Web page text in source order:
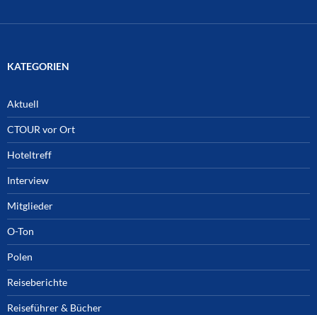
KATEGORIEN
Aktuell
CTOUR vor Ort
Hoteltreff
Interview
Mitglieder
O-Ton
Polen
Reiseberichte
Reiseführer & Bücher